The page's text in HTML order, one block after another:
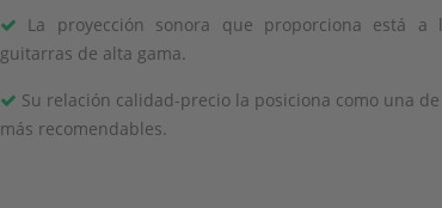
La proyección sonora que proporciona está
guitarras de alta gama.
Su relación calidad-precio la posiciona como una
más recomendables.